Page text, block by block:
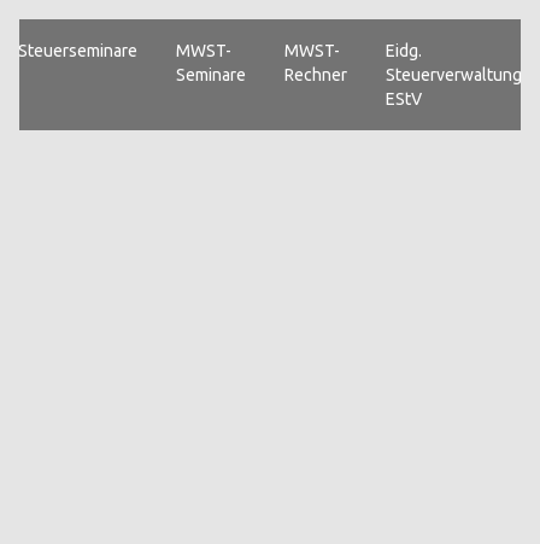
Steuerseminare
MWST-
Seminare
MWST-
Rechner
Eidg.
Steuerverwaltung
EStV